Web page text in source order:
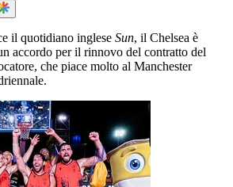
il quotidiano inglese Sun, il Chelsea è
accordo per il rinnovo del contratto del
che piace molto al Manchester